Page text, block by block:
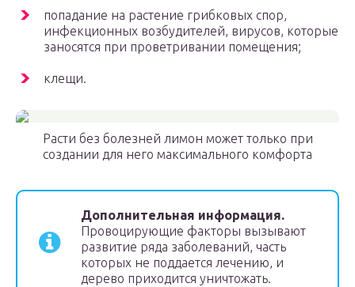
попадание на растение грибковых спор,
инфекционных возбудителей, вирусов, которые
заносятся при проветривании помещения;
клещи.
Расти без болезней лимон может только при
создании для него максимального комфорта
Дополнительная информация.
Провоцирующие факторы вызывают
развитие ряда заболеваний, часть
которых не поддается лечению, и
дерево приходится уничтожать.